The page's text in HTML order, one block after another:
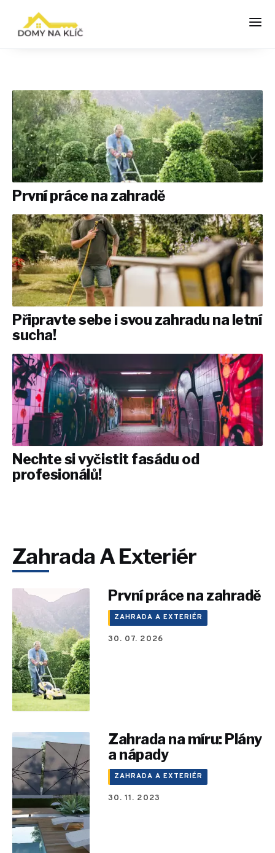
První práce na zahradě
Připravte sebe i svou zahradu na letní
sucha!
Nechte si vyčistit fasádu od
profesionálů!
Zahrada A Exteriér
První práce na zahradě
ZAHRADA A EXTERIÉR
30. 07. 2026
Zahrada na míru: Plány
a nápady
ZAHRADA A EXTERIÉR
30. 11. 2023